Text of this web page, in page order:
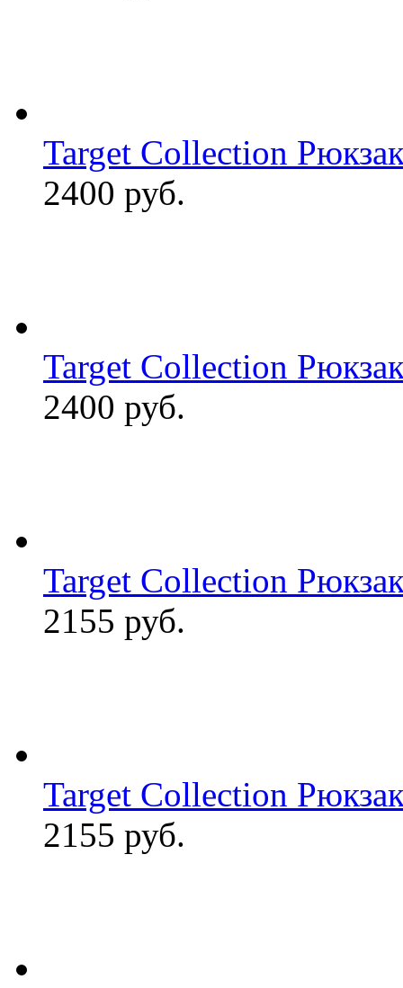
Target Collection
2400 руб.
Target Collection
2400 руб.
Target Collection
2155 руб.
Target Collection
2155 руб.